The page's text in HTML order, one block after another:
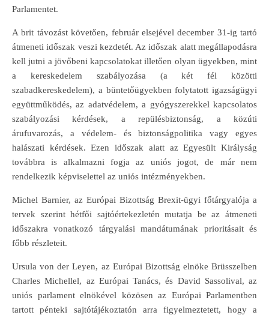
Parlamentet.
A brit távozást követően, február elsejével december 31-ig tartó
átmeneti időszak veszi kezdetét. Az időszak alatt megállapodásra
kell jutni a jövőbeni kapcsolatokat illetően olyan ügyekben, mint
a kereskedelem szabályozása (a két fél közötti
szabadkereskedelem), a büntetőügyekben folytatott igazságügyi
együttműködés, az adatvédelem, a gyógyszerekkel kapcsolatos
szabályozási kérdések, a repülésbiztonság, a közúti
árufuvarozás, a védelem- és biztonságpolitika vagy egyes
halászati kérdések. Ezen időszak alatt az Egyesült Királyság
továbbra is alkalmazni fogja az uniós jogot, de már nem
rendelkezik képviselettel az uniós intézményekben.
Michel Barnier, az Európai Bizottság Brexit-ügyi főtárgyalója a
tervek szerint hétfői sajtóértekezletén mutatja be az átmeneti
időszakra vonatkozó tárgyalási mandátumának prioritásait és
főbb részleteit.
Ursula von der Leyen, az Európai Bizottság elnöke Brüsszelben
Charles Michellel, az Európai Tanács, és David Sassolival, az
uniós parlament elnökével közösen az Európai Parlamentben
tartott pénteki sajtótájékoztatón arra figyelmeztetett, hogy a